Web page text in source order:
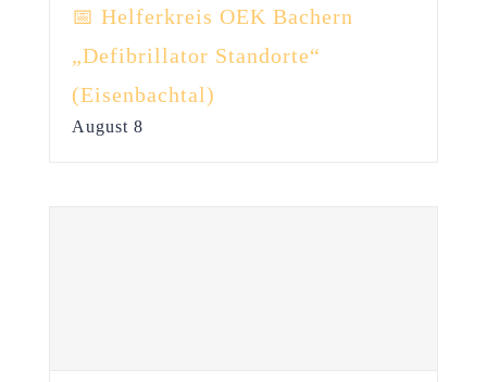
📅 Helferkreis OEK Bachern
„Defibrillator Standorte“
(Eisenbachtal)
August 8